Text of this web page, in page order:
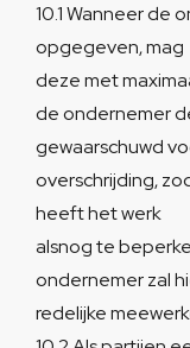
10.1 Wanneer de
opgegeven, mag
deze met
de ondernemer
gewaarschuwd
overschrijding,
heeft het werk
alsnog te
ondernemer zal
redelijke